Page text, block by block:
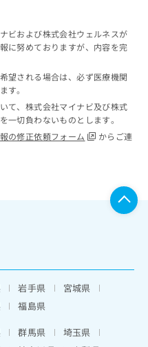
ビおよび株式会社ウェルネスが
に努めておりますが、内容を完
望される場合は、必ず医療機関
す。
て、株式会社マイナビ及び株式
一切負わないものとします。
の修正依頼フォーム
からご連
岩手県
宮城県
福島県
群馬県
埼玉県